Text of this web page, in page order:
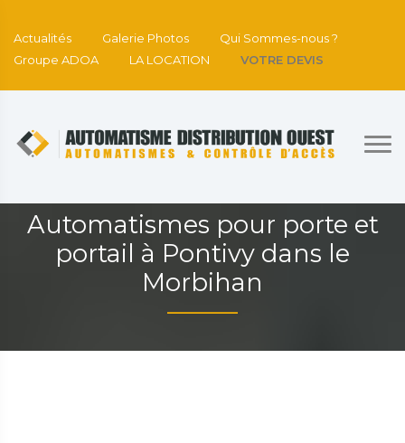
Actualités Galerie Photos
Qui Sommes-nous ?
Groupe ADOA
LA LOCATION VOTRE DEVIS
Automatismes pour porte et
portail à Pontivy dans le
Morbihan